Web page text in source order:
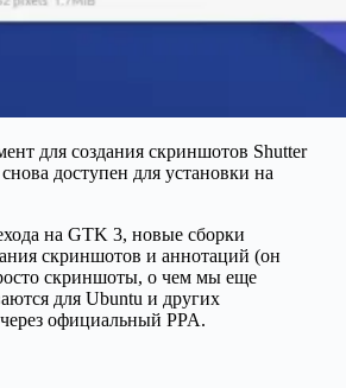
для создания скриншотов Shutter
доступен для установки на
на GTK 3, новые сборки
скриншотов и аннотаций (он
скриншоты, о чем мы еще
для Ubuntu и других
официальный PPA.